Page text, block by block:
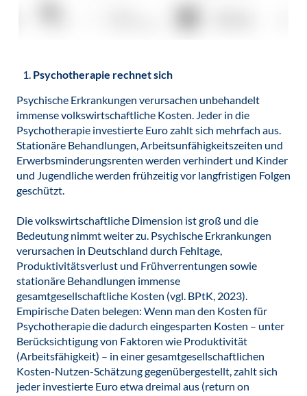
Psychotherapie rechnet sich
Psychische Erkrankungen verursachen unbehandelt
immense volkswirtschaftliche Kosten. Jeder in die
Psychotherapie investierte Euro zahlt sich mehrfach aus.
Stationäre Behandlungen, Arbeitsunfähigkeitszeiten und
Erwerbsminderungsrenten werden verhindert und Kinder
und Jugendliche werden frühzeitig vor langfristigen Folgen
geschützt.
Die volkswirtschaftliche Dimension ist groß und die
Bedeutung nimmt weiter zu. Psychische Erkrankungen
verursachen in Deutschland durch Fehltage,
Produktivitätsverlust und Frühverrentungen sowie
stationäre Behandlungen immense
gesamtgesellschaftliche Kosten (vgl. BPtK, 2023).
Empirische Daten belegen: Wenn man den Kosten für
Psychotherapie die dadurch eingesparten Kosten – unter
Berücksichtigung von Faktoren wie Produktivität
(Arbeitsfähigkeit) – in einer gesamtgesellschaftlichen
Kosten-Nutzen-Schätzung gegenübergestellt, zahlt sich
jeder investierte Euro etwa dreimal aus (return on